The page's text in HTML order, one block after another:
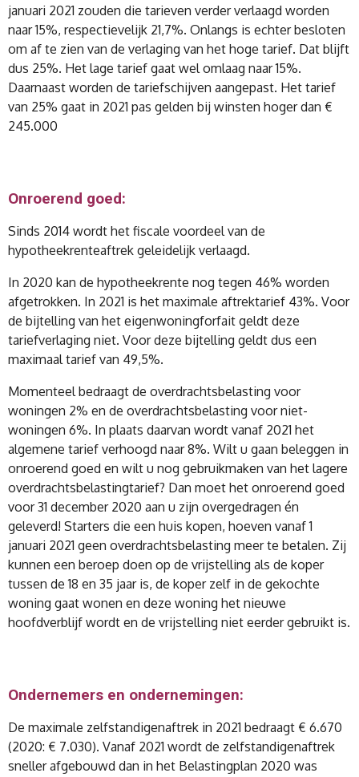
januari 2021 zouden die tarieven verder verlaagd worden
naar 15%, respectievelijk 21,7%. Onlangs is echter besloten
om af te zien van de verlaging van het hoge tarief. Dat blijft
dus 25%. Het lage tarief gaat wel omlaag naar 15%.
Daarnaast worden de tariefschijven aangepast. Het tarief
van 25% gaat in 2021 pas gelden bij winsten hoger dan €
245.000
Onroerend goed:
Sinds 2014 wordt het fiscale voordeel van de
hypotheekrenteaftrek geleidelijk verlaagd.
In 2020 kan de hypotheekrente nog tegen 46% worden
afgetrokken. In 2021 is het maximale aftrektarief 43%. Voor
de bijtelling van het eigenwoningforfait geldt deze
tariefverlaging niet. Voor deze bijtelling geldt dus een
maximaal tarief van 49,5%.
Momenteel bedraagt de overdrachtsbelasting voor
woningen 2% en de overdrachtsbelasting voor niet-
woningen 6%. In plaats daarvan wordt vanaf 2021 het
algemene tarief verhoogd naar 8%. Wilt u gaan beleggen in
onroerend goed en wilt u nog gebruikmaken van het lagere
overdrachtsbelastingtarief? Dan moet het onroerend goed
voor 31 december 2020 aan u zijn overgedragen én
geleverd! Starters die een huis kopen, hoeven vanaf 1
januari 2021 geen overdrachtsbelasting meer te betalen. Zij
kunnen een beroep doen op de vrijstelling als de koper
tussen de 18 en 35 jaar is, de koper zelf in de gekochte
woning gaat wonen en deze woning het nieuwe
hoofdverblijf wordt en de vrijstelling niet eerder gebruikt is.
Ondernemers en ondernemingen:
De maximale zelfstandigenaftrek in 2021 bedraagt € 6.670
(2020: € 7.030). Vanaf 2021 wordt de zelfstandigenaftrek
sneller afgebouwd dan in het Belastingplan 2020 was